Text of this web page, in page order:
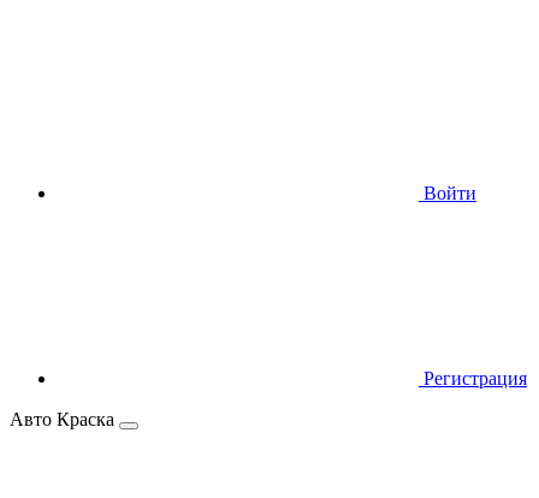
Войти
Регистрация
Авто Краска